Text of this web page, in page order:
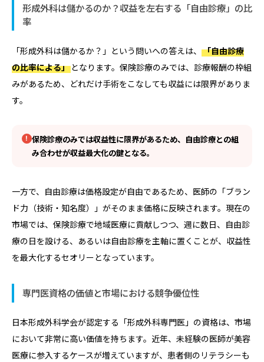
形成外科は儲かるのか？収益を左右する「自由診療」の比
率
「形成外科は儲かるか？」という問いへの答えは、
「自由診療
の比率による」 となります。保険診療のみでは、診療報酬の枠組
みがあるため、どれだけ手術をこなしても収益には限界がありま
す。
保険診療のみでは収益性に限界があるため、自由診療との組
み合わせが収益最大化の鍵となる。
一方で、自由診療は価格設定が自由であるため、医師の「ブラン
ド力（技術・知名度）」がそのまま価格に反映されます。現在の
市場では、保険診療で地域医療に貢献しつつ、週に数日、自由診
療の日を設ける、あるいは自由診療を主軸に置くことが、収益性
を最大化するセオリーとなっています。
専門医資格の価値と市場における競争優位性
日本形成外科学会が認定する「形成外科専門医」の資格は、市場
において非常に高い価値を持ちます。近年、未経験の医師が美容
医療に参入するケースが増えていますが、患者側のリテラシーも